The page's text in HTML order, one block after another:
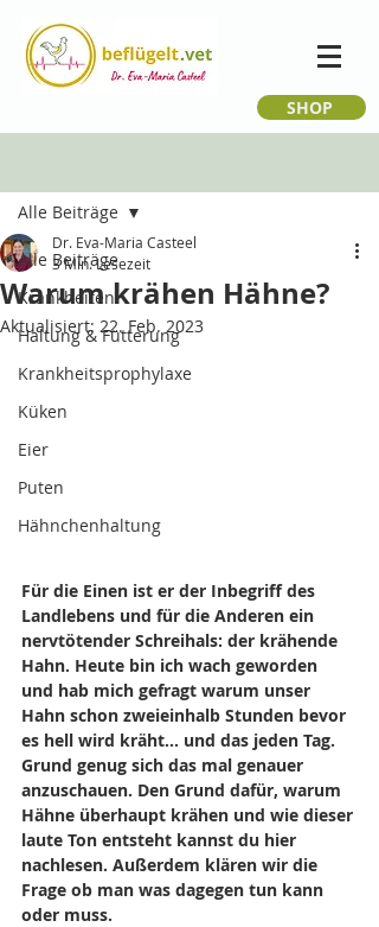
SHOP
Alle Beiträge
Krankheiten
Haltung & Fütterung
Krankheitsprophylaxe
Küken
Eier
Puten
Hähnchenhaltung
Alle Beiträge
Warum krähen Hähne?
Dr. Eva-Maria Casteel
3 Min. Lesezeit
Aktualisiert: 22. Feb. 2023
Für die Einen ist er der Inbegriff des
Landlebens und für die Anderen ein
nervtötender Schreihals: der krähende
Hahn. Heute bin ich wach geworden
und hab mich gefragt warum unser
Hahn schon zweieinhalb Stunden bevor
es hell wird kräht… und das jeden Tag.
Grund genug sich das mal genauer
anzuschauen. Den Grund dafür, warum
Hähne überhaupt krähen und wie dieser
laute Ton entsteht kannst du hier
nachlesen. Außerdem klären wir die
Frage ob man was dagegen tun kann
oder muss.